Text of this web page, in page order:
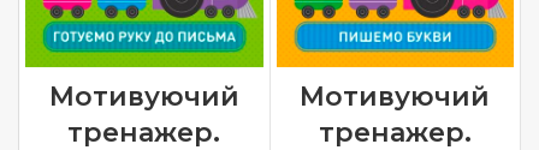
Мотивуючий
тренажер.
Мотивуючий
тренажер.